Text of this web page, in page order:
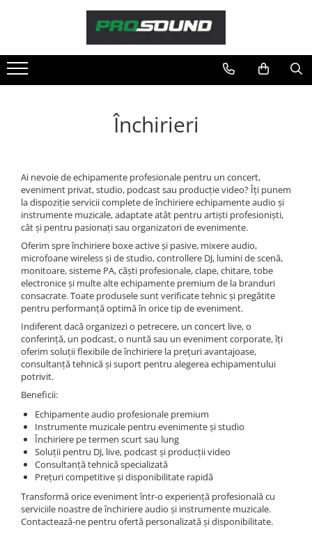
Sonorizare / PA
Ecrane de difuzie
Mixere audio
Monitorizare In-Ear
Pickup-uri, platane & accesorii
Playere si Recordere
Procesoare si efecte
Shockmount
Stabilizatoare de tensiune UPS si
Power Conditioner
Unelte Audio
Microfoane
Accesorii de microfoane
Case-uri de microfoane
Microfoane de broadcast
Microfoane de instrumente
Microfoane de masurare si
calibrare
Microfoane de studio
Microfoane de Suprafata
Închirieri
Ai nevoie de echipamente profesionale pentru un concert,
eveniment privat, studio, podcast sau producție video? Îți punem
la dispoziție servicii complete de închiriere echipamente audio și
instrumente muzicale, adaptate atât pentru artiști profesioniști,
cât și pentru pasionați sau organizatori de evenimente.
Oferim spre închiriere boxe active și pasive, mixere audio,
microfoane wireless și de studio, controllere DJ, lumini de scenă,
monitoare, sisteme PA, căști profesionale, clape, chitare, tobe
electronice și multe alte echipamente premium de la branduri
consacrate. Toate produsele sunt verificate tehnic și pregătite
pentru performanță optimă în orice tip de eveniment.
Indiferent dacă organizezi o petrecere, un concert live, o
conferință, un podcast, o nuntă sau un eveniment corporate, îți
oferim soluții flexibile de închiriere la prețuri avantajoase,
consultanță tehnică și suport pentru alegerea echipamentului
potrivit.
Beneficii:
Echipamente audio profesionale premium
Instrumente muzicale pentru evenimente și studio
Închiriere pe termen scurt sau lung
Soluții pentru DJ, live, podcast și producții video
Consultanță tehnică specializată
Prețuri competitive și disponibilitate rapidă
Transformă orice eveniment într-o experiență profesională cu
serviciile noastre de închiriere audio și instrumente muzicale.
Contactează-ne pentru ofertă personalizată și disponibilitate.